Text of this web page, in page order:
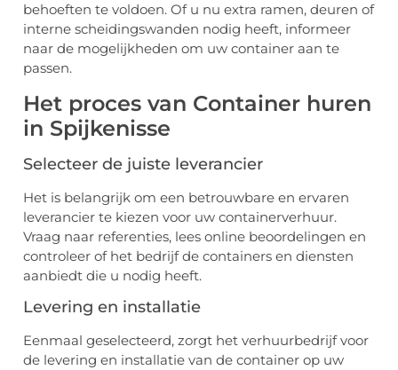
behoeften te voldoen. Of u nu extra ramen, deuren of
interne scheidingswanden nodig heeft, informeer
naar de mogelijkheden om uw container aan te
passen.
Het proces van Container huren
in Spijkenisse
Selecteer de juiste leverancier
Het is belangrijk om een betrouwbare en ervaren
leverancier te kiezen voor uw containerverhuur.
Vraag naar referenties, lees online beoordelingen en
controleer of het bedrijf de containers en diensten
aanbiedt die u nodig heeft.
Levering en installatie
Eenmaal geselecteerd, zorgt het verhuurbedrijf voor
de levering en installatie van de container op uw